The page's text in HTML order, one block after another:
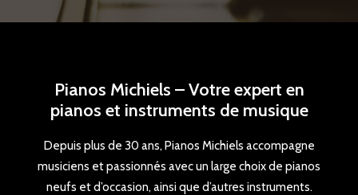
Pianos Michiels – Votre expert en
pianos et instruments de musique
Depuis plus de 30 ans, Pianos Michiels accompagne
musiciens et passionnés avec un large choix de pianos
neufs et d’occasion, ainsi que d’autres instruments.